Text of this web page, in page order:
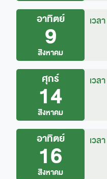
อาทิตย์
9
สิงหาคม
เวลา
ศุกร์
14
สิงหาคม
เวลา
อาทิตย์
16
สิงหาคม
เวลา